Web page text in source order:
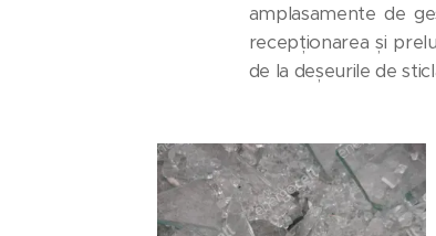
amplasamente de
recepționarea și
de la deșeurile de